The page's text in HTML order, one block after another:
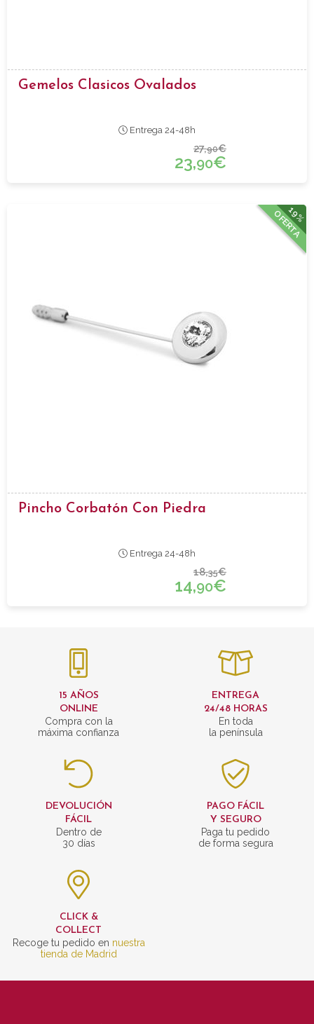
Gemelos Clasicos Ovalados
Entrega 24-48h
27,90€
23,90€
19%
OFERTA
Pincho Corbatón Con Piedra
Entrega 24-48h
18,35€
14,90€
15 AÑOS
ONLINE
Compra con la
máxima confianza
ENTREGA
24/48 HORAS
En toda
la península
DEVOLUCIÓN
FÁCIL
Dentro de
30 días
PAGO FÁCIL
Y SEGURO
Paga tu pedido
de forma segura
CLICK &
COLLECT
Recoge tu pedido en nuestra
tienda de Madrid